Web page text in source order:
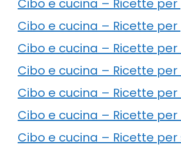
Cibo e cucina – Ricette
Cibo e cucina – Ricette
Cibo e cucina – Ricette per
Cibo e cucina – Ricette
Cibo e cucina – Ricette
Cibo e cucina – Ricette per
Cibo e cucina – Ricette per